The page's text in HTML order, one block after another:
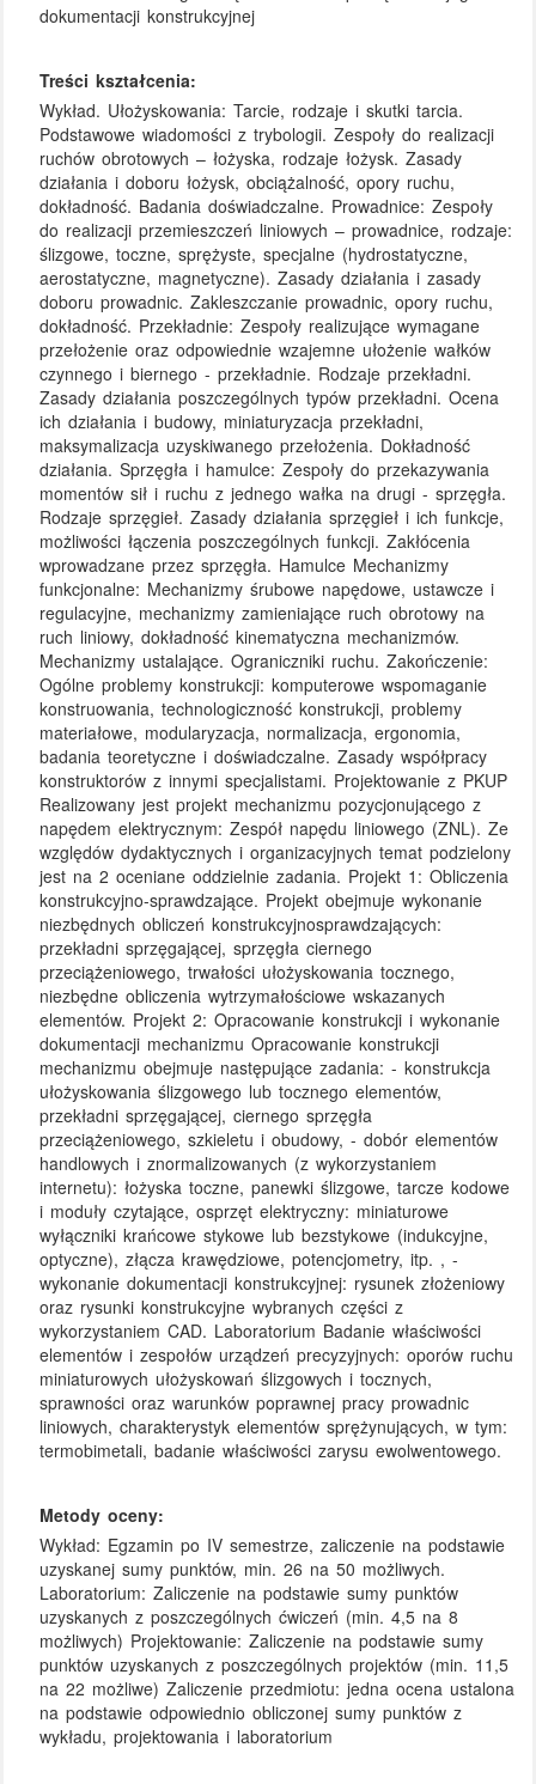
dokumentacji konstrukcyjnej
Treści kształcenia:
Wykład. Ułożyskowania: Tarcie, rodzaje i skutki tarcia.
Podstawowe wiadomości z trybologii. Zespoły do realizacji
ruchów obrotowych – łożyska, rodzaje łożysk. Zasady
działania i doboru łożysk, obciążalność, opory ruchu,
dokładność. Badania doświadczalne. Prowadnice: Zespoły
do realizacji przemieszczeń liniowych – prowadnice, rodzaje:
ślizgowe, toczne, sprężyste, specjalne (hydrostatyczne,
aerostatyczne, magnetyczne). Zasady działania i zasady
doboru prowadnic. Zakleszczanie prowadnic, opory ruchu,
dokładność. Przekładnie: Zespoły realizujące wymagane
przełożenie oraz odpowiednie wzajemne ułożenie wałków
czynnego i biernego - przekładnie. Rodzaje przekładni.
Zasady działania poszczególnych typów przekładni. Ocena
ich działania i budowy, miniaturyzacja przekładni,
maksymalizacja uzyskiwanego przełożenia. Dokładność
działania. Sprzęgła i hamulce: Zespoły do przekazywania
momentów sił i ruchu z jednego wałka na drugi - sprzęgła.
Rodzaje sprzęgieł. Zasady działania sprzęgieł i ich funkcje,
możliwości łączenia poszczególnych funkcji. Zakłócenia
wprowadzane przez sprzęgła. Hamulce Mechanizmy
funkcjonalne: Mechanizmy śrubowe napędowe, ustawcze i
regulacyjne, mechanizmy zamieniające ruch obrotowy na
ruch liniowy, dokładność kinematyczna mechanizmów.
Mechanizmy ustalające. Ograniczniki ruchu. Zakończenie:
Ogólne problemy konstrukcji: komputerowe wspomaganie
konstruowania, technologiczność konstrukcji, problemy
materiałowe, modularyzacja, normalizacja, ergonomia,
badania teoretyczne i doświadczalne. Zasady współpracy
konstruktorów z innymi specjalistami. Projektowanie z PKUP
Realizowany jest projekt mechanizmu pozycjonującego z
napędem elektrycznym: Zespół napędu liniowego (ZNL). Ze
względów dydaktycznych i organizacyjnych temat podzielony
jest na 2 oceniane oddzielnie zadania. Projekt 1: Obliczenia
konstrukcyjno-sprawdzające. Projekt obejmuje wykonanie
niezbędnych obliczeń konstrukcyjnosprawdzających:
przekładni sprzęgającej, sprzęgła ciernego
przeciążeniowego, trwałości ułożyskowania tocznego,
niezbędne obliczenia wytrzymałościowe wskazanych
elementów. Projekt 2: Opracowanie konstrukcji i wykonanie
dokumentacji mechanizmu Opracowanie konstrukcji
mechanizmu obejmuje następujące zadania: - konstrukcja
ułożyskowania ślizgowego lub tocznego elementów,
przekładni sprzęgającej, ciernego sprzęgła
przeciążeniowego, szkieletu i obudowy, - dobór elementów
handlowych i znormalizowanych (z wykorzystaniem
internetu): łożyska toczne, panewki ślizgowe, tarcze kodowe
i moduły czytające, osprzęt elektryczny: miniaturowe
wyłączniki krańcowe stykowe lub bezstykowe (indukcyjne,
optyczne), złącza krawędziowe, potencjometry, itp. , -
wykonanie dokumentacji konstrukcyjnej: rysunek złożeniowy
oraz rysunki konstrukcyjne wybranych części z
wykorzystaniem CAD. Laboratorium Badanie właściwości
elementów i zespołów urządzeń precyzyjnych: oporów ruchu
miniaturowych ułożyskowań ślizgowych i tocznych,
sprawności oraz warunków poprawnej pracy prowadnic
liniowych, charakterystyk elementów sprężynujących, w tym:
termobimetali, badanie właściwości zarysu ewolwentowego.
Metody oceny:
Wykład: Egzamin po IV semestrze, zaliczenie na podstawie
uzyskanej sumy punktów, min. 26 na 50 możliwych.
Laboratorium: Zaliczenie na podstawie sumy punktów
uzyskanych z poszczególnych ćwiczeń (min. 4,5 na 8
możliwych) Projektowanie: Zaliczenie na podstawie sumy
punktów uzyskanych z poszczególnych projektów (min. 11,5
na 22 możliwe) Zaliczenie przedmiotu: jedna ocena ustalona
na podstawie odpowiednio obliczonej sumy punktów z
wykładu, projektowania i laboratorium